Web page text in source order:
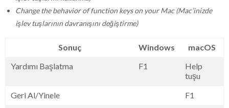
Change the behavior of function keys on your Mac (Mac’inizde
işlev tuşlarının davranışını değiştirme)
Sonuç Windows
macOS
Yardımı Başlatma
F1
Help
tuşu
Geri Al/Yinele
F1